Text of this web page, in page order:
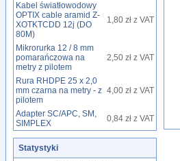
Kabel światłowodowy
OPTIX cable aramid Z-
XOTKTCDD 12j (DO
80M)
1,80 zł z VAT
Mikrorurka 12 / 8 mm
pomarańczowa na
metry z pilotem
2,50 zł z VAT
Rura RHDPE 25 x 2,0
mm czarna na metry - z
pilotem
4,00 zł z VAT
Adapter SC/APC, SM,
SIMPLEX
0,84 zł z VAT
Statystyki